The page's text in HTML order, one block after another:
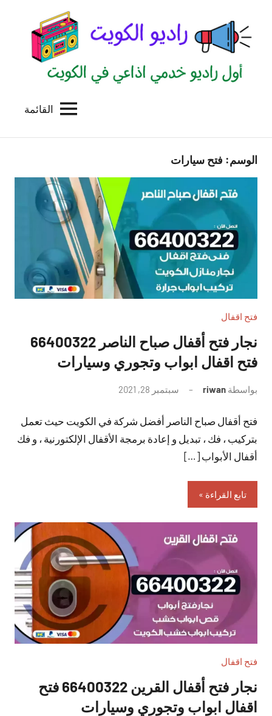
المحتوى
الكويت
للاعلانات
بالكويت
القائمة
الوسم: فتح سيارات
فتح اقفال
نجار فتح أقفال صباح الناصر 66400322
فتح اقفال ابواب وتجوري وسيارات
بواسطة riwan سبتمبر 28, 2021
تعليقات
فتح أقفال صباح الناصر أفضل شركة في الكويت حيث تعمل
بتركيب ، فك ، تبديل و إعادة برمجة الأقفال الإلكتورنية ، و فك
أقفال الأبواب […]
تابع القراءة
فتح اقفال
نجار فتح أقفال القرين 66400322 فتح
اقفال ابواب وتجوري وسيارات